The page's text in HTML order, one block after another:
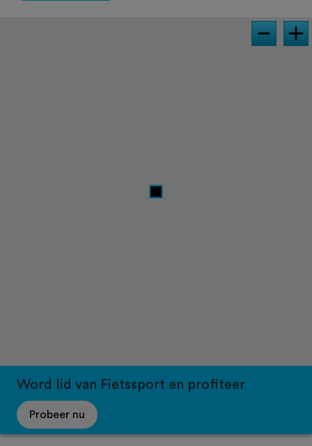
Word lid van Fietssport en profiteer
Probeer nu